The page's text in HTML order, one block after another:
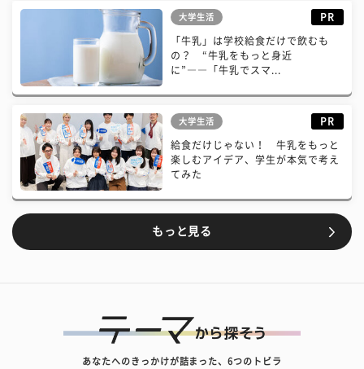
大学生活 PR
「牛乳」は学校給食だけで飲むも
の？ “牛乳をもっと身近
に”――「牛乳でスマ...
大学生活 PR
給食だけじゃない！ 牛乳をもっと
楽しむアイデア、学生が本気で考え
てみた
もっと見る
あなたへのきっかけが詰まった、6つのトビラ